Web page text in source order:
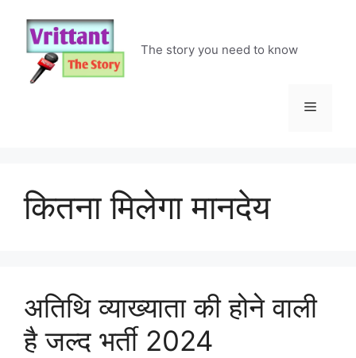
content
The story you need to know
Menu
कितना मिलेगा मानदेय
अतिथि व्याख्याता की होने वाली
है जल्द भर्ती 2024